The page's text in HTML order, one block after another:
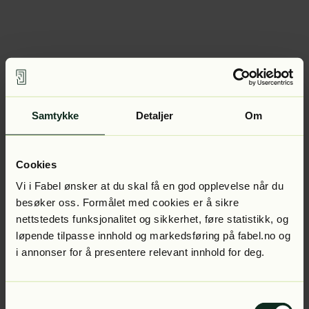
Samtykke Detaljer Om
Cookies
Vi i Fabel ønsker at du skal få en god opplevelse når du
besøker oss. Formålet med cookies er å sikre
nettstedets funksjonalitet og sikkerhet, føre statistikk, og
løpende tilpasse innhold og markedsføring på fabel.no og
i annonser for å presentere relevant innhold for deg.